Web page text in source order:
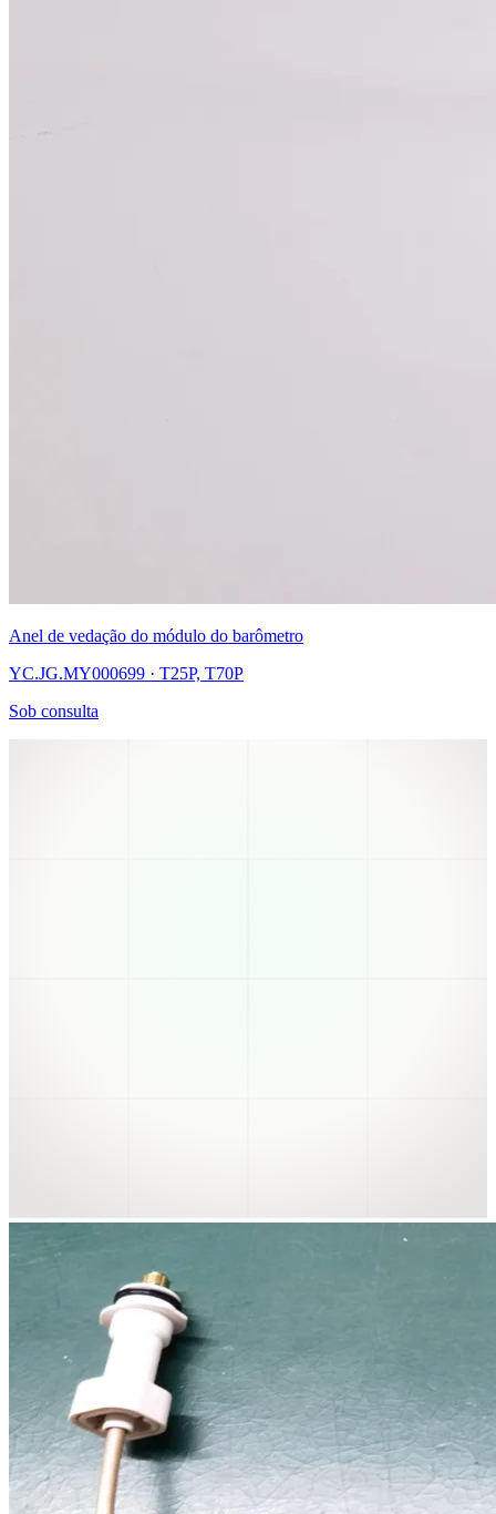
Anel de vedação do módulo do barômetro
YC.JG.MY000699 · T25P, T70P
Sob consulta